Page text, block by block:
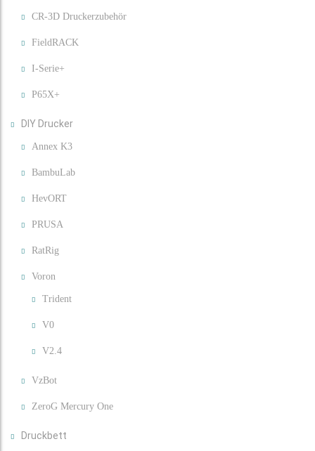
CR-3D Druckerzubehör
FieldRACK
I-Serie+
P65X+
DIY Drucker
Annex K3
BambuLab
HevORT
PRUSA
RatRig
Voron
Trident
V0
V2.4
VzBot
ZeroG Mercury One
Druckbett